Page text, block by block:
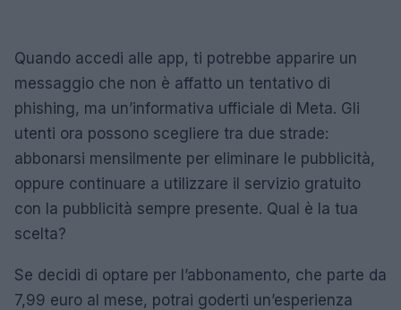
Quando accedi alle app, ti potrebbe apparire un
messaggio che non è affatto un tentativo di
phishing, ma un’informativa ufficiale di Meta. Gli
utenti ora possono scegliere tra due strade:
abbonarsi mensilmente per eliminare le pubblicità,
oppure continuare a utilizzare il servizio gratuito
con la pubblicità sempre presente. Qual è la tua
scelta?
Se decidi di optare per l’abbonamento, che parte da
7,99 euro al mese, potrai goderti un’esperienza